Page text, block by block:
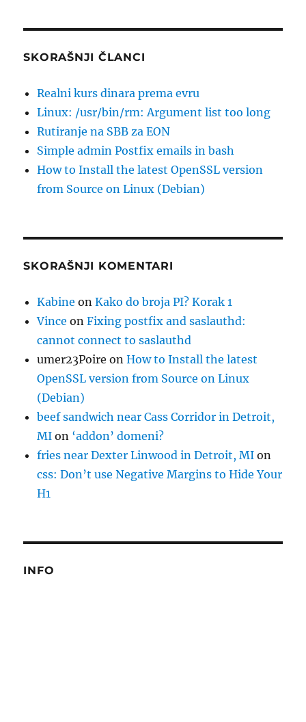
SKORAŠNJI ČLANCI
Realni kurs dinara prema evru
Linux: /usr/bin/rm: Argument list too long
Rutiranje na SBB za EON
Simple admin Postfix emails in bash
How to Install the latest OpenSSL version
from Source on Linux (Debian)
SKORAŠNJI KOMENTARI
Kabine onKako do broja PI? Korak 1
Vince onFixing postfix and saslauthd:
cannot connect to saslauthd
umer23Poire onHow to Install the latest
OpenSSL version from Source on Linux
(Debian)
beef sandwich near Cass Corridor in Detroit,
MI on ‘addon’ domeni?
fries near Dexter Linwood in Detroit, MI on
css: Don’t use Negative Margins to Hide Your
H1
INFO